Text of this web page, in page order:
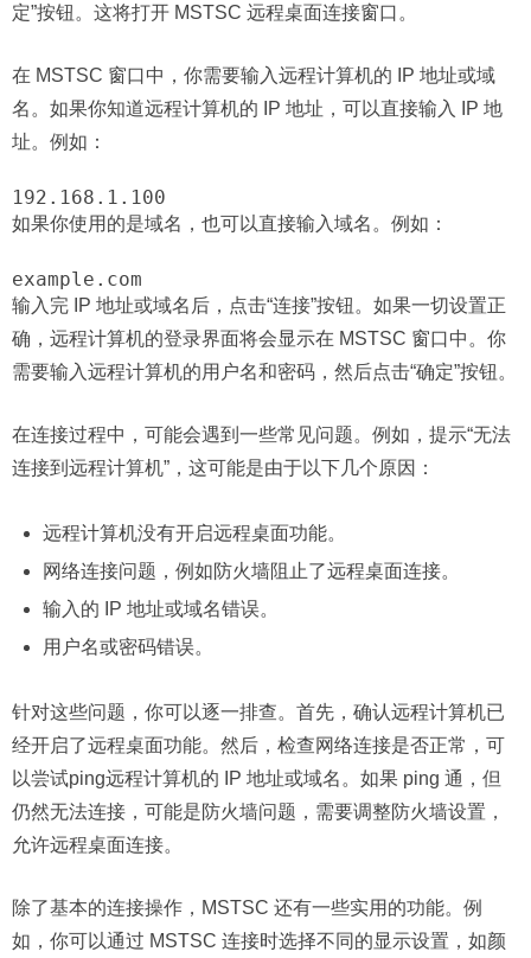
定”按钮。这将打开 MSTSC 远程桌面连接窗口。
在 MSTSC 窗口中，你需要输入远程计算机的 IP 地址或域
名。如果你知道远程计算机的 IP 地址，可以直接输入 IP 地
址。例如：
192.168.1.100
如果你使用的是域名，也可以直接输入域名。例如：
example.com
输入完 IP 地址或域名后，点击“连接”按钮。如果一切设置正
确，远程计算机的登录界面将会显示在 MSTSC 窗口中。你
需要输入远程计算机的用户名和密码，然后点击“确定”按钮。
在连接过程中，可能会遇到一些常见问题。例如，提示“无法
连接到远程计算机”，这可能是由于以下几个原因：
远程计算机没有开启远程桌面功能。
网络连接问题，例如防火墙阻止了远程桌面连接。
输入的 IP 地址或域名错误。
用户名或密码错误。
针对这些问题，你可以逐一排查。首先，确认远程计算机已
经开启了远程桌面功能。然后，检查网络连接是否正常，可
以尝试ping远程计算机的 IP 地址或域名。如果 ping 通，但
仍然无法连接，可能是防火墙问题，需要调整防火墙设置，
允许远程桌面连接。
除了基本的连接操作，MSTSC 还有一些实用的功能。例
如，你可以通过 MSTSC 连接时选择不同的显示设置，如颜